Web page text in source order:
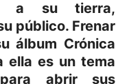
a su tierra,
público. Frenar
álbum Crónica
ella es un tema
abrir sus